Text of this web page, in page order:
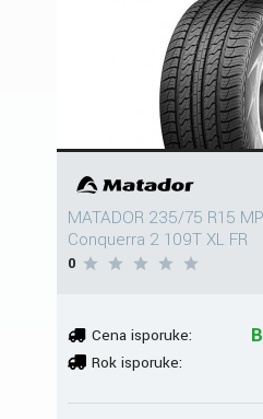
MATADOR 235/75 R15
Conquerra 2 109T XL FR
0
Cena isporuke:
Rok isporuke: